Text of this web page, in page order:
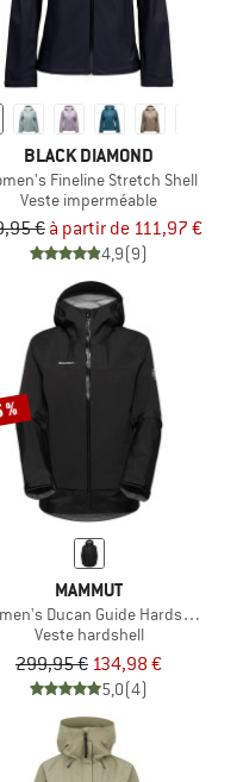
BLACK DIAMOND
Fineline Stretch Shell
Veste imperméable
€ à partir de 111,97 €
4,9(9)
MAMMUT
Ducan Guide Hardshell
Veste hardshell
299,95 € 134,98 €
5,0(4)